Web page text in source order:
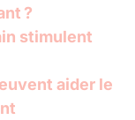
?
stimulent
aider le